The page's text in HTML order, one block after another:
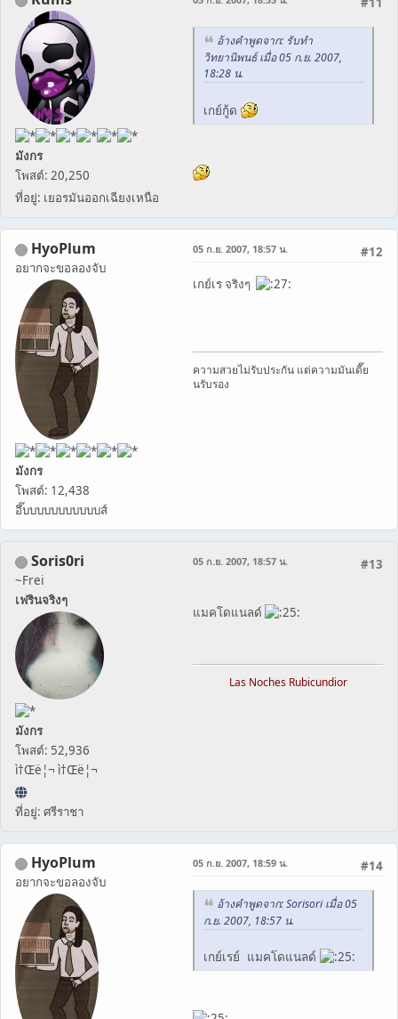
มังกร
โพสต์: 20,250
ที่อยู่: เยอรมันออกเฉียงเหนือ
อ้างคำพูดจาก: รับทำ
วิทยานิพนธ์ เมื่อ 05 ก.ย. 2007,
18:28 น.
เกย์กู้ด
HyoPlum
อยากจะขอลองจับ
มังกร
โพสต์: 12,438
อึ๊บบบบบบบบบบบส์
#12
05 ก.ย. 2007, 18:57 น.
เกย์เร จริงๆ
ความสวยไม่รับประกัน แต่ความมันเดี๊ย
นรับรอง
Soris0ri
~Frei
เฟรินจริงๆ
มังกร
โพสต์: 52,936
ì†Œë¦¬ ì†Œë¦¬
ที่อยู่: ศรีราชา
#13
05 ก.ย. 2007, 18:57 น.
แมคโดแนลด์
Las Noches Rubicundior
HyoPlum
อยากจะขอลองจับ
#14
05 ก.ย. 2007, 18:59 น.
อ้างคำพูดจาก: Sorisori เมื่อ 05
ก.ย. 2007, 18:57 น.
เกย์เรย์ แมคโดแนลด์